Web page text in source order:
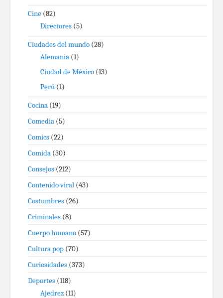
Cine (82)
Directores (5)
Ciudades del mundo (28)
Alemania (1)
Ciudad de México (13)
Perú (1)
Cocina (19)
Comedia (5)
Comics (22)
Comida (30)
Consejos (212)
Contenido viral (43)
Costumbres (26)
Criminales (8)
Cuerpo humano (57)
Cultura pop (70)
Curiosidades (373)
Deportes (118)
Ajedrez (11)